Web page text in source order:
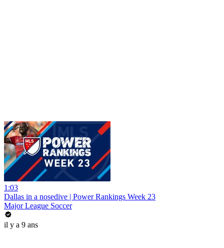
1:03
Dallas in a nosedive | Power Rankings Week 23
Major League Soccer
il y a 9 ans